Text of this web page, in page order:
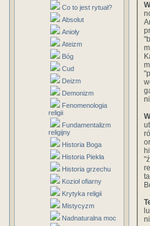
Co to jest rytuał?
Absolut
Anioły
Ateizm
Bóg
Cud
Deizm
Demonizm
Fenomenologia
religii
Fundamentalizm
religijny
Historia Boga
Historia Piekła
Historia grzechu
Kozioł ofiarny
Krytyka religii
Mistycyzm
Nadnaturalna moc